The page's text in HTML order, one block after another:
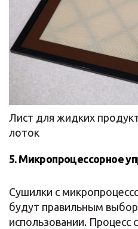
Лист для жидких
лоток
5. Микропроцессорное
Сушилки с
будут правильным
использовании. Процесс